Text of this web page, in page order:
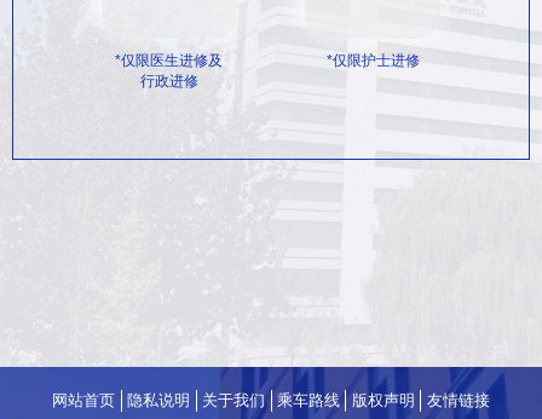
*仅限医生进修及
行政进修
*仅限护士进修
网站首页 隐私说明 关于我们 乘车路线 版权声明 友情链接